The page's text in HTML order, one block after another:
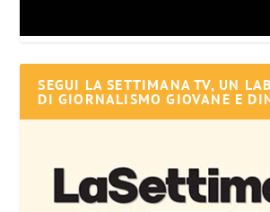
SEGUI LA SETTIMANA TV, UN
DI GIORNALISMO GIOVANE E